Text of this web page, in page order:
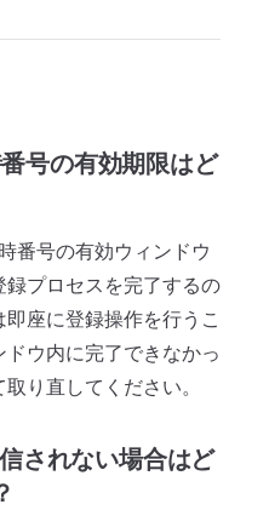
号の有効期限はど
番号の有効ウィンドウ
プロセスを完了するの
座に登録操作を行うこ
ウ内に完了できなかっ
り直してください。
されない場合はど